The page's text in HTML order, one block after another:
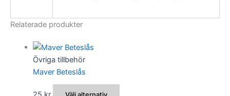
Relaterade produkter
Övriga tillbehör
Maver Beteslås
Välj alternativ